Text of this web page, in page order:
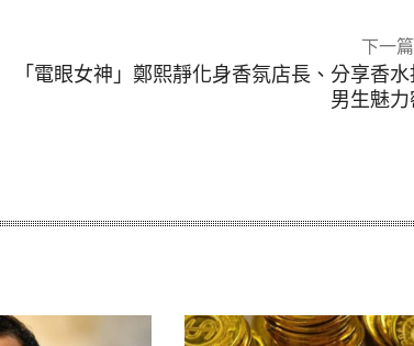
下一
「電眼女神」鄭熙靜化身香氛店長、分享香
男生魅力